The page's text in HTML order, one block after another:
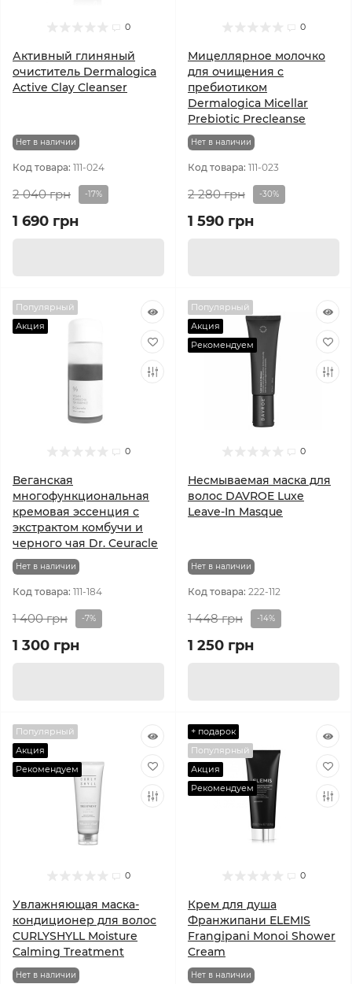
0
Активный глиняный
очиститель Dermalogica
Active Clay Cleanser
Нет в наличии
Код товара: 111-024
2 040 грн -17%
1 690 грн
0
Мицеллярное молочко
для очищения с
пребиотиком
Dermalogica Micellar
Prebiotic Precleanse
Нет в наличии
Код товара: 111-023
2 280 грн -30%
1 590 грн
Популярный
Акция
0
Веганская
многофункциональная
кремовая эссенция с
экстрактом комбучи и
черного чая Dr. Ceuracle
Нет в наличии
Код товара: 111-184
1 400 грн -7%
1 300 грн
Популярный
Акция
Рекомендуем
0
Несмываемая маска для
волос DAVROE Luxe
Leave-In Masque
Нет в наличии
Код товара: 222-112
1 448 грн -14%
1 250 грн
Популярный
Акция
Рекомендуем
0
Увлажняющая маска-
кондиционер для волос
CURLYSHYLL Moisture
Calming Treatment
Нет в наличии
+ подарок
Популярный
Акция
Рекомендуем
0
Крем для душа
Франжипани ELEMIS
Frangipani Monoi Shower
Cream
Нет в наличии